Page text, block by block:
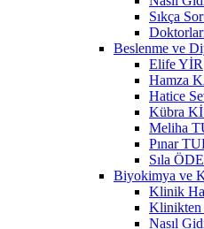
Sıkça
Beslenme ve
Elife YİR
Hamza
Hatice
Kübra
Meliha
Pınar
Sıla
Biyokimya ve
Klinik
Klinikten
Nasıl